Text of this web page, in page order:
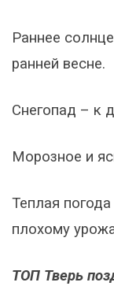
Раннее
ранней весне.
Снегопад – к
Морозное и
Теплая
плохому
ТОП Тверь